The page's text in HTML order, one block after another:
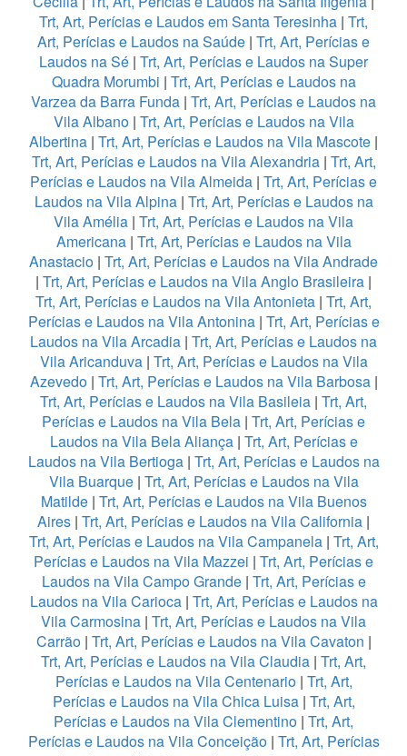
Trt, Art, Perícias e Laudos em Santa Teresinha | Trt,
Art, Perícias e Laudos na Saúde | Trt, Art, Perícias e
Laudos na Sé | Trt, Art, Perícias e Laudos na Super
Quadra Morumbi | Trt, Art, Perícias e Laudos na
Varzea da Barra Funda | Trt, Art, Perícias e Laudos na
Vila Albano| Trt, Art, Perícias e Laudos na Vila
Albertina | Trt, Art, Perícias e Laudos na Vila Mascote |
Trt, Art, Perícias e Laudos na Vila Alexandria| Trt, Art,
Perícias e Laudos na Vila Almeida | Trt, Art, Perícias e
Laudos na Vila Alpina | Trt, Art, Perícias e Laudos na
Vila Amélia | Trt, Art, Perícias e Laudos na Vila
Americana| Trt, Art, Perícias e Laudos na Vila
Anastacio | Trt, Art, Perícias e Laudos na Vila Andrade
| Trt, Art, Perícias e Laudos na Vila Anglo Brasileira |
Trt, Art, Perícias e Laudos na Vila Antonieta | Trt, Art,
Perícias e Laudos na Vila Antonina| Trt, Art, Perícias e
Laudos na Vila Arcadia | Trt, Art, Perícias e Laudos na
Vila Aricanduva| Trt, Art, Perícias e Laudos na Vila
Azevedo| Trt, Art, Perícias e Laudos na Vila Barbosa|
Trt, Art, Perícias e Laudos na Vila Basileia | Trt, Art,
Perícias e Laudos na Vila Bela | Trt, Art, Perícias e
Laudos na Vila Bela Aliança| Trt, Art, Perícias e
Laudos na Vila Bertioga| Trt, Art, Perícias e Laudos na
Vila Buarque| Trt, Art, Perícias e Laudos na Vila
Matilde| Trt, Art, Perícias e Laudos na Vila Buenos
Aires | Trt, Art, Perícias e Laudos na Vila California |
Trt, Art, Perícias e Laudos na Vila Campanela| Trt, Art,
Perícias e Laudos na Vila Mazzei | Trt, Art, Perícias e
Laudos na Vila Campo Grande| Trt, Art, Perícias e
Laudos na Vila Carioca| Trt, Art, Perícias e Laudos na
Vila Carmosina | Trt, Art, Perícias e Laudos na Vila
Carrão| Trt, Art, Perícias e Laudos na Vila Cavaton |
Trt, Art, Perícias e Laudos na Vila Claudia | Trt, Art,
Perícias e Laudos na Vila Centenario| Trt, Art,
Perícias e Laudos na Vila Chica Luisa | Trt, Art,
Perícias e Laudos na Vila Clementino | Trt, Art,
Perícias e Laudos na Vila Conceição| Trt, Art, Perícias